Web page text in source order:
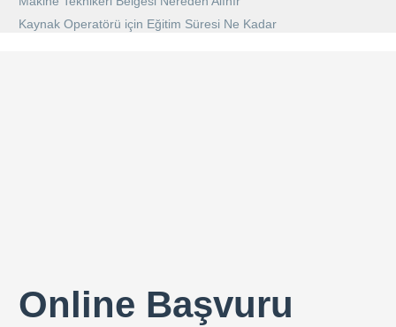
Kaynak Operatörü için Eğitim Süresi Ne Kadar
Online Başvuru